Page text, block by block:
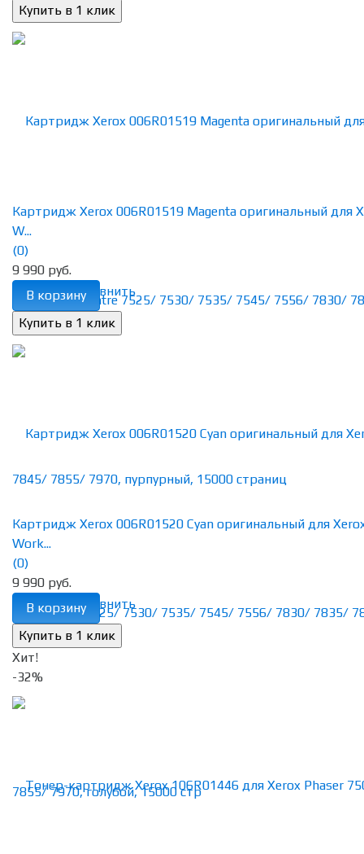
избранное сравнить
Картридж Xerox 006R01519 Magenta оригинальный для
W...
(0)
9 990 руб.
В корзину
избранное сравнить
Картридж Xerox 006R01520 Cyan оригинальный для
Work...
(0)
9 990 руб.
В корзину
Хит!
-32%